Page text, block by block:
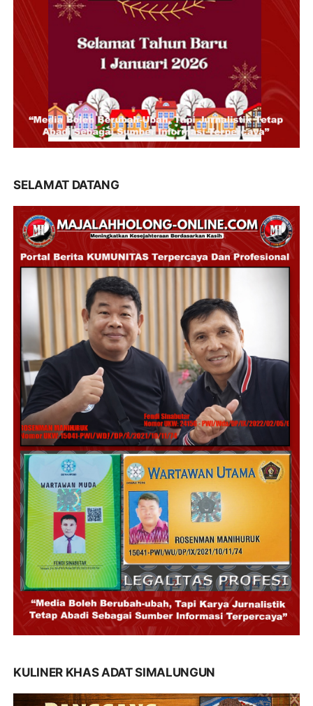
SELAMAT DATANG
KULINER KHAS ADAT SIMALUNGUN